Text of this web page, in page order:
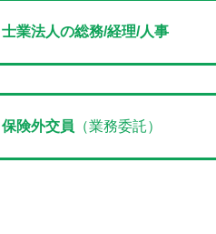
士業法人の総務/経理/人事
保険外交員 （業務委託）